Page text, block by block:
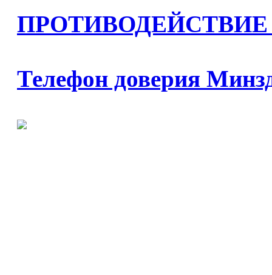
Телефон доверия